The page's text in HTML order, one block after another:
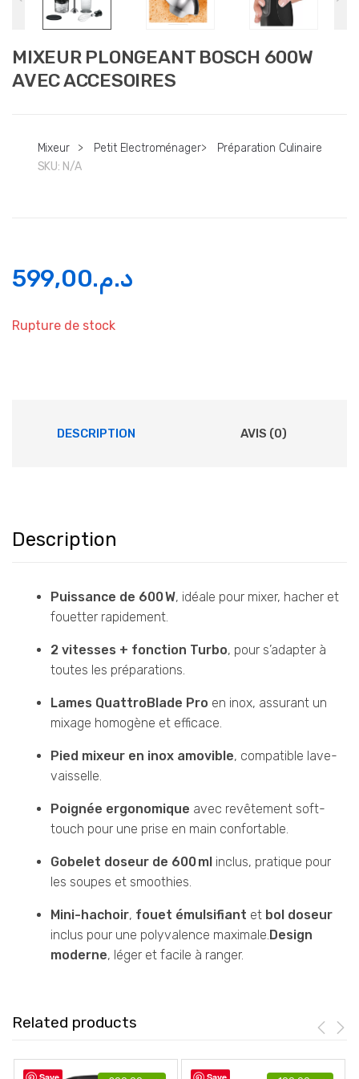
MIXEUR PLONGEANT BOSCH 600W
AVEC ACCESOIRES
Mixeur > Petit Electroménager>
Préparation Culinaire
SKU: N/A
د.م.599,00
Rupture de stock
DESCRIPTION AVIS (0)
Description
Puissance de 600 W, idéale pour mixer, hacher et
fouetter rapidement.
2 vitesses + fonction Turbo, pour s’adapter à
toutes les préparations.
Lames QuattroBlade Pro en inox, assurant un
mixage homogène et efficace.
Pied mixeur en inox amovible, compatible lave-
vaisselle.
Poignée ergonomique avec revêtement soft-
touch pour une prise en main confortable.
Gobelet doseur de 600 ml inclus, pratique pour
les soupes et smoothies.
Mini-hachoir, fouet émulsifiant et bol doseur
inclus pour une polyvalence maximale. Design
moderne, léger et facile à ranger.
Related products